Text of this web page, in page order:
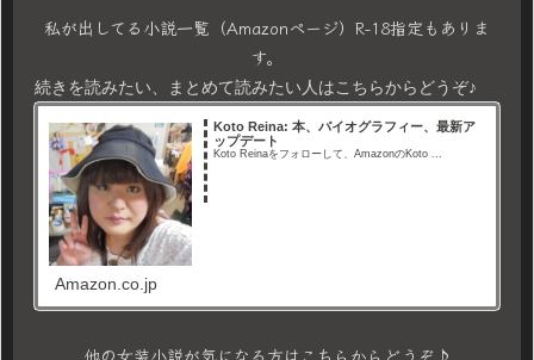
私が出してる小説一覧（Amazonページ）R-18指定もありま
す。
続きを読みたい、まとめて読みたい人はこちらからどうぞ♪
Koto Reina: 本、バイオグラフィー、最新ア
ップデート
Koto Reinaをフォローして、AmazonのKoto ...
Amazon.co.jp
他の女装小説が気になる方はこちらからどうぞ♪